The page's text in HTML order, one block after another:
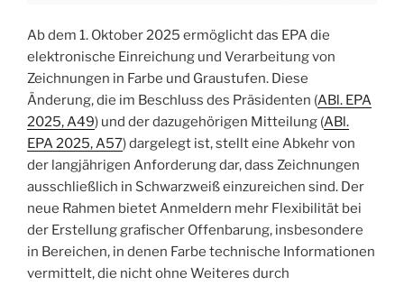
Ab dem 1. Oktober 2025 ermöglicht das EPA die
elektronische Einreichung und Verarbeitung von
Zeichnungen in Farbe und Graustufen. Diese
Änderung, die im Beschluss des Präsidenten (ABl. EPA
2025, A49) und der dazugehörigen Mitteilung (ABl.
EPA 2025, A57) dargelegt ist, stellt eine Abkehr von
der langjährigen Anforderung dar, dass Zeichnungen
ausschließlich in Schwarzweiß einzureichen sind. Der
neue Rahmen bietet Anmeldern mehr Flexibilität bei
der Erstellung grafischer Offenbarung, insbesondere
in Bereichen, in denen Farbe technische Informationen
vermittelt, die nicht ohne Weiteres durch